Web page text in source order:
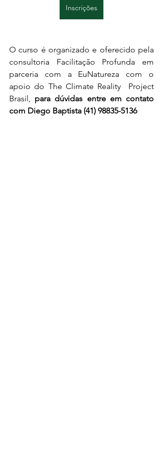
Inscrições
O curso é organizado e oferecido pela
consultoria Facilitação Profunda em
parceria com a EuNatureza com o
apoio do The Climate Reality  Project
Brasil, para dúvidas entre em contato
com Diego Baptista (41) 98835-5136